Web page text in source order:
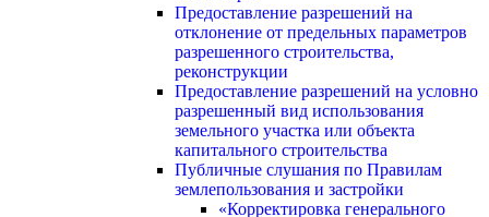
Предоставление разрешений на
отклонение от предельных параметров
разрешенного строительства,
реконструкции
Предоставление разрешений на условно
разрешенный вид использования
земельного участка или объекта
капитального строительства
Публичные слушания по Правилам
землепользования и застройки
«Корректировка генерального